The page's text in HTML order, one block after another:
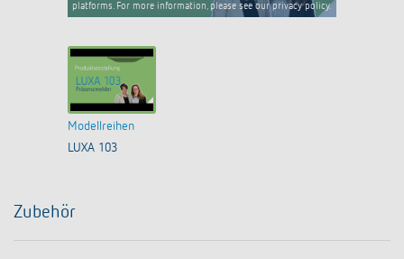
platforms. For more information, please see our privacy policy.
Modellreihen
LUXA 103
Zubehör